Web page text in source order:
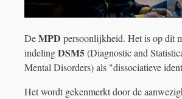
DeMPD persoonlijkheid. Het is op dit
indelingDSM5(Diagnostic and
Mental Disorders) als "dissociatieve
Het wordt gekenmerkt door de